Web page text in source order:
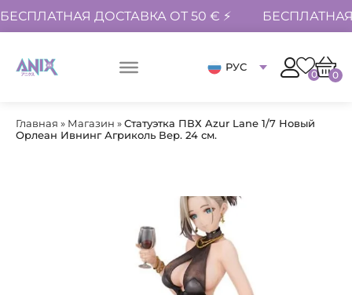
БЕСПЛАТНАЯ ДОСТАВКА ОТ 50 € ⚡
РУС
0 0
Главная » Магазин »Статуэтка ПВХ Azur Lane 1/7 Новый
Орлеан Ивнинг Агриколь Вер. 24 см.